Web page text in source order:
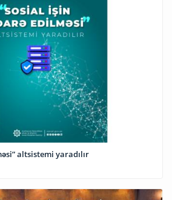
altsistemi yaradılır